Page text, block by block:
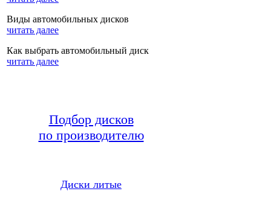
Виды автомобильных дисков
читать далее
Как выбрать автомобильный диск
читать далее
Подбор дисков
по производителю
Диски литые